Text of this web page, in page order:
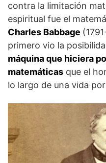
contra la limitación
espiritual fue el
Charles Babbage
primero vio la
máquina que hiciera
matemáticas que el
lo largo de una vida